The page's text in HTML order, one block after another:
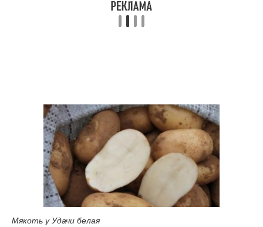
Мякоть у Удачи белая